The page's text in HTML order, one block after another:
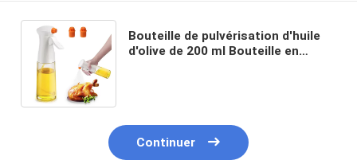
Bouteille de pulvérisation d'huile
d'olive de 200 ml Bouteille en
Continuer